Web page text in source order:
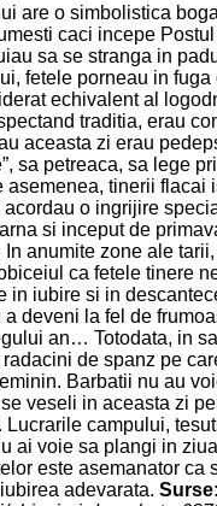
are o simbolistica
caci incepe
sa se stranga in
fetele porneau in
echivalent al
traditia, erau
aceasta zi erau
sa petreaca, sa lege
tinerii
o ingrijire
si inceput de
anumite zone ale
ca fetele tinere
iubire si in
la fel de
an… Totodata, in
de spanz pe
Barbatii nu au
veseli in aceasta zi
campului,
voie sa plangi in
este asemanator
adevarata. Surse: